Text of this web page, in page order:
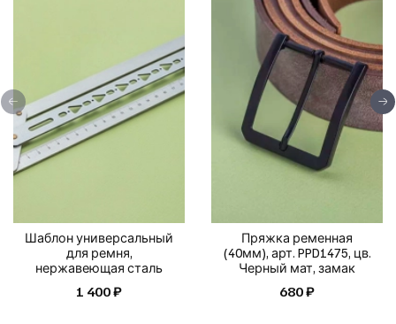
Шаблон универсальный
для ремня,
нержавеющая сталь
1 400 ₽
Пряжка ременная
(40мм), арт. PPD1475, цв.
Черный мат, замак
680 ₽